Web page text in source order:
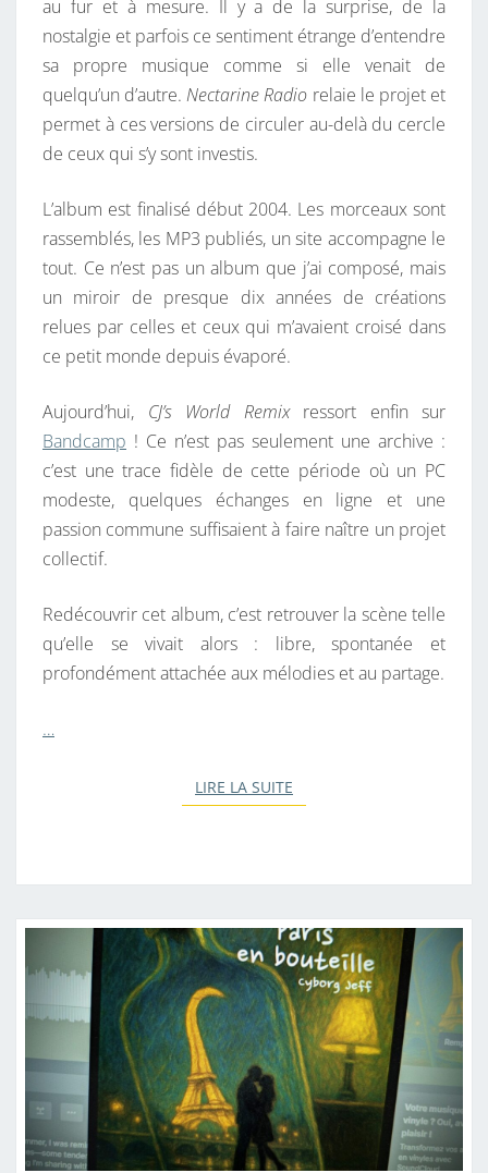
au fur et à mesure. Il y a de la surprise, de la
nostalgie et parfois ce sentiment étrange d’entendre
sa propre musique comme si elle venait de
quelqu’un d’autre.Nectarine Radio relaie le projet et
permet à ces versions de circuler au-delà du cercle
de ceux qui s’y sont investis.
L’album est finalisé début 2004. Les morceaux sont
rassemblés, les MP3 publiés, un site accompagne le
tout. Ce n’est pas un album que j’ai composé, mais
un miroir de presque dix années de créations
relues par celles et ceux qui m’avaient croisé dans
ce petit monde depuis évaporé.
Aujourd’hui, CJ’s World Remixressort enfin sur
Bandcamp ! Ce n’est pas seulement une archive :
c’est une trace fidèle de cette période où un PC
modeste, quelques échanges en ligne et une
passion commune suffisaient à faire naître un projet
collectif.
Redécouvrir cet album, c’est retrouver la scène telle
qu’elle se vivait alors : libre, spontanée et
profondément attachée aux mélodies et au partage.
…
LIRE LA SUITE